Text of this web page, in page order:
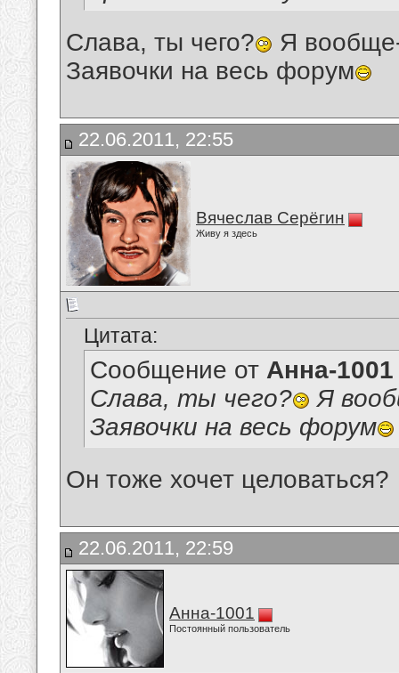
Слава, ты чего?
Я
Заявочки на весь форум
22.06.2011, 22:55
Вячеслав Серёгин
Живу я здесь
Цитата:
Сообщение от Анна-1001
Слава, ты чего?
Я
Заявочки на весь форум
Он тоже хочет целоваться?
22.06.2011, 22:59
Анна-1001
Постоянный пользователь